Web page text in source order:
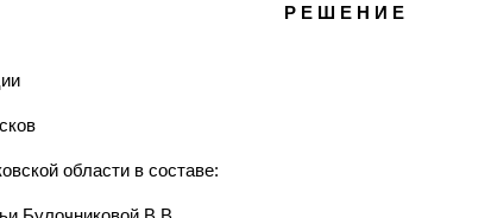
Р Е Ш Е Н И Е
области в составе: